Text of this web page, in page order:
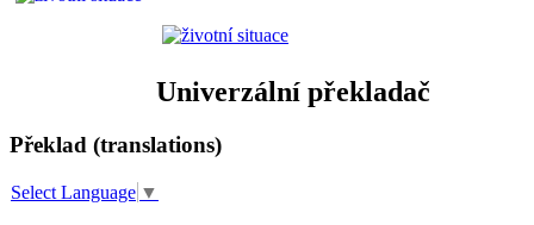
Univerzální překladač
Překlad (translations)
Select Language ▼